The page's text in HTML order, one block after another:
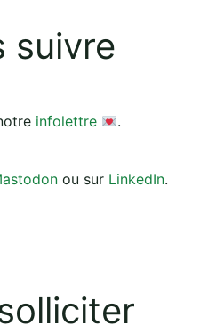
suivre
infolettre .
ou sur LinkedIn.